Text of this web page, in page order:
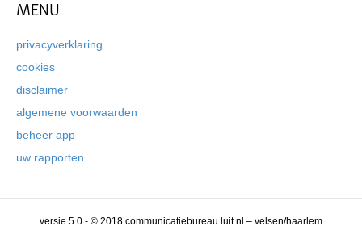
MENU
privacyverklaring
cookies
disclaimer
algemene voorwaarden
beheer app
uw rapporten
versie 5.0 - © 2018 communicatiebureau luit.nl – velsen/haarlem